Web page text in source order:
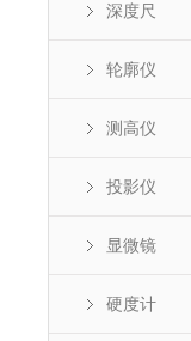
深度尺
轮廓仪
测高仪
投影仪
显微镜
硬度计